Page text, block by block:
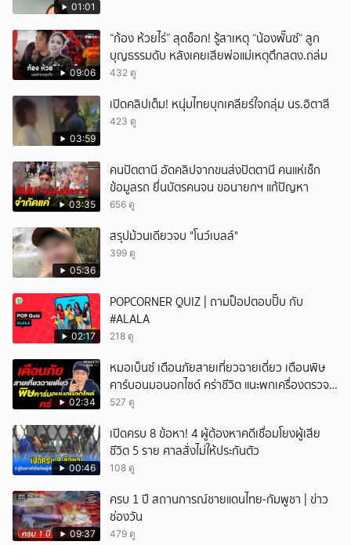
01:01
09:06
“ก้อง ห้วยไร่” สุดช็อก! รู้สาเหตุ “น้องพั๊นซ์“ ลูก
บุญธรรมดับ หลังเคยเสียพ่อแม่เหตุตึกสตง.ถล่ม
432 ดู
03:59
เปิดคลิปเต็ม! หนุ่มไทยบุกเคลียร์ใจกลุ่ม นร.อิตาลี
423 ดู
03:35
คนปัตตานี อัดคลิปจากขนส่งปัตตานี คนแห่เช็ก
ข้อมูลรถ ยื่นบัตรคนจน ขอนายกฯ แก้ปัญหา
656 ดู
05:36
สรุปม้วนเดียวจบ "โนว์เบลล์"
399 ดู
02:17
POPCORNER QUIZ | ถามป็อปตอบปั๊บ กับ
#ALALA
218 ดู
02:34
หมอเบ็นซ์ เตือนภัยสายเที่ยวฉายเดี่ยว เตือนพิษ
คาร์บอนมอนอกไซด์ คร่าชีวิต แนะพกเครื่องตรวจ
วัดติดตัว
527 ดู
00:46
เปิดครบ 8 ข้อหา! 4 ผู้ต้องหาคดีเชื่อมโยงผู้เสีย
ชีวิต 5 ราย ศาลสั่งไม่ให้ประกันตัว
108 ดู
09:37
ครบ 1 ปี สถานการณ์ชายแดนไทย-กัมพูชา | ข่าว
ช่องวัน
479 ดู